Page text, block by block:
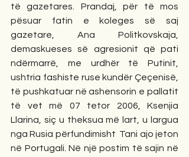
të gazetares. Prandaj, për të mos
pësuar fatin e koleges së saj
gazetare, Ana Politkovskaja,
demaskueses së agresionit që pati
ndërmarrë, me urdhër të Putinit,
ushtria fashiste ruse kundër Çeçenisë,
të pushkatuar në ashensorin e pallatit
të vet më 07 tetor 2006, Ksenjia
Llarina, siç u theksua më lart, u largua
nga Rusia përfundimisht  Tani ajo jeton
në Portugali. Në një postim të sajin në